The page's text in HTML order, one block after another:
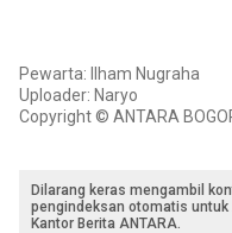
Pewarta: Ilham Nugraha
Uploader: Naryo
Copyright © ANTARA
Dilarang keras mengambil
pengindeksan otomatis
Kantor Berita ANTARA.